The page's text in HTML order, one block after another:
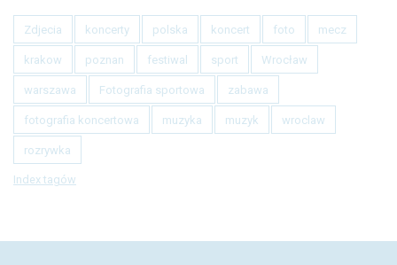
Zdjecia koncerty polska koncert foto mecz
krakow poznan festiwal sport Wrocław
warszawa Fotografia sportowa zabawa
fotografia koncertowa muzyka muzyk wroclaw
rozrywka
Index tagów